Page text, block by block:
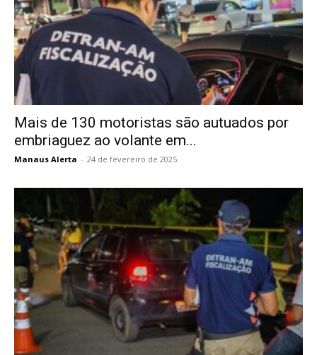
Mais de 130 motoristas são autuados por
embriaguez ao volante em...
Manaus Alerta - 24 de fevereiro de 2025